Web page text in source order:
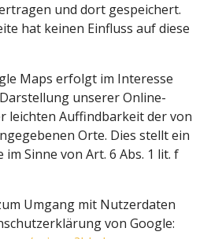
und dort gespeichert.
hat keinen Einfluss auf diese
Maps erfolgt im Interesse
unserer Online-
leichten Auffindbarkeit der von
Orte. Dies stellt ein
Sinne von Art. 6 Abs. 1 lit. f
Umgang mit Nutzerdaten
von Google: